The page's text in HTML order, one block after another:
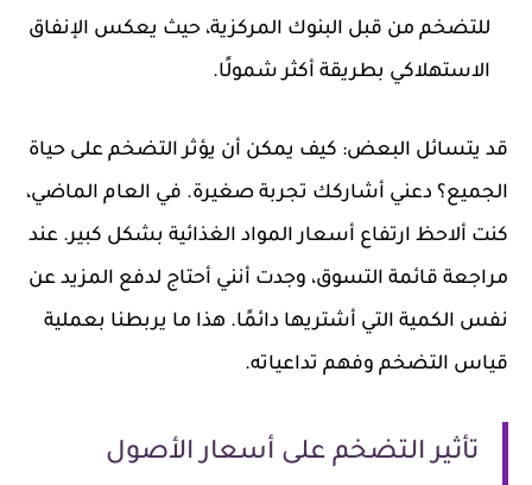
للتضخم من قبل البنوك المركزية، حيث يعكس الإنفاق
الاستهلاكي بطريقة أكثر شمولًا.
قد يتسائل البعض: كيف يمكن أن يؤثر التضخم على حياة
الجميع؟ دعني أشاركك تجربة صغيرة. في العام الماضي،
كنت ألاحظ ارتفاع أسعار المواد الغذائية بشكل كبير. عند
مراجعة قائمة التسوق، وجدت أنني أحتاج لدفع المزيد عن
نفس الكمية التي أشتريها دائمًا. هذا ما يربطنا بعملية
قياس التضخم وفهم تداعياته.
تأثير التضخم على أسعار الأصول